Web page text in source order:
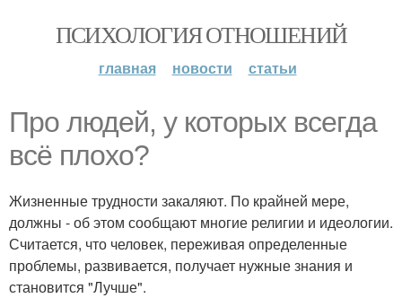
ПСИХОЛОГИЯ ОТНОШЕНИЙ
главная новости статьи
Про людей, у которых всегда
всё плохо?
Жизненные трудности закаляют. По крайней мере,
должны - об этом сообщают многие религии и идеологии.
Считается, что человек, переживая определенные
проблемы, развивается, получает нужные знания и
становится "Лучше".